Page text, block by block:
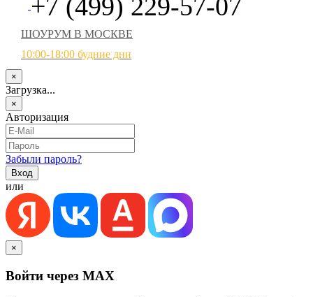
+7 (499) 229-57-07
ШОУРУМ В МОСКВЕ
10:00-18:00 будние дни
×
Загрузка...
×
Авторизация
Забыли пароль?
или
×
Войти через MAX